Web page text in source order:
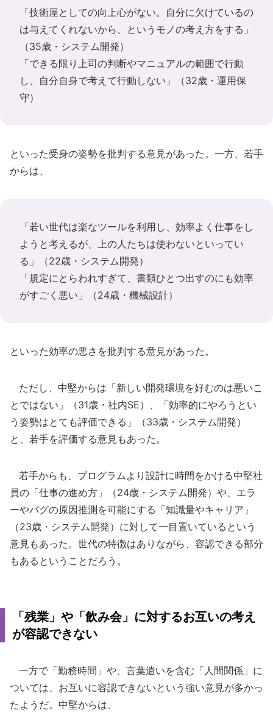
「技術屋としての向上心がない。自分に欠けているの
は与えてくれないから、というモノの考え方をする」
（35歳・システム開発）
「できる限り上司の判断やマニュアルの範囲で行動
し、自分自身で考えて行動しない」（32歳・運用保
守）
といった受身の姿勢を批判する意見があった。一方、若手
からは、
「若い世代は楽なツールを利用し、効率よく仕事をし
ようと考えるが、上の人たちは使わないといってい
る」（22歳・システム開発）
「規定にとらわれすぎて、書類ひとつ出すのにも効率
がすごく悪い」（24歳・機械設計）
といった効率の悪さを批判する意見があった。
ただし、中堅からは「新しい開発環境を好むのは悪いこ
とではない」（31歳・社内SE）、「効率的にやろうとい
う姿勢はとても評価できる」（33歳・システム開発）
と、若手を評価する意見もあった。
若手からも、プログラムより設計に時間をかける中堅社
員の「仕事の進め方」（24歳・システム開発）や、エラ
ーやバグの原因推測を可能にする「知識量やキャリア」
（23歳・システム開発）に対して一目置いているという
意見もあった。世代の特徴はありながら、容認できる部分
もあるということだろう。
「残業」や「飲み会」に対するお互いの考え
が容認できない
一方で「勤務時間」や、言葉遣いを含む「人間関係」に
ついては、お互いに容認できないという強い意見が多かっ
たようだ。中堅からは、